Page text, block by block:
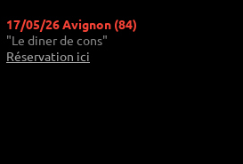
17/05/26 Avignon (84)
"Le diner de cons"
Réservation ici